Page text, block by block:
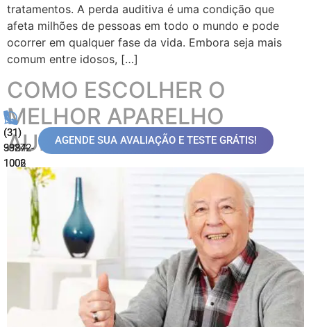
(31)
99872-
1006
(31)
3324-
1002
AGENDE SUA AVALIAÇÃO E TESTE GRÁTIS!
tratamentos. A perda auditiva é uma condição que
afeta milhões de pessoas em todo o mundo e pode
ocorrer em qualquer fase da vida. Embora seja mais
comum entre idosos, […]
COMO ESCOLHER O
MELHOR APARELHO
AUDITIVO PARA IDOSOS